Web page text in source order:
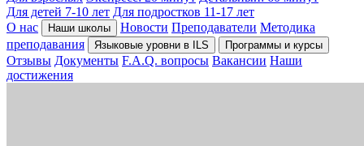
Для детей 7-10 лет Для подростков 11-17 лет
О нас
Наши школы Новости Преподаватели Методика
преподавания
Языковые уровни в ILS Программы и курсы
Отзывы Документы F.A.Q. вопросы Вакансии Наши
достижения